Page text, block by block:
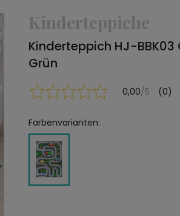
Kinderteppiche
Kinderteppich HJ-BBK03
Grün
0,00/5 (0)
Farbenvarianten: